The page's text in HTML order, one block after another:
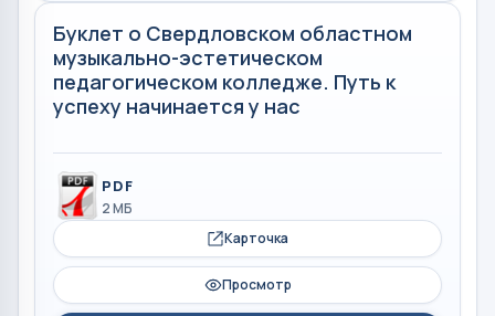
Буклет о Свердловском областном
музыкально-эстетическом
педагогическом колледже. Путь к
успеху начинается у нас
PDF
2 МБ
Карточка
Просмотр